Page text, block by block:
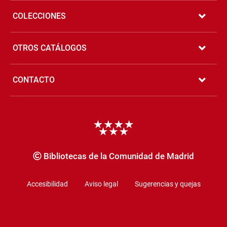
COLECCIONES
OTROS CATÁLOGOS
CONTACTO
Bibliotecas de la Comunidad de Madrid
Accesibilidad Aviso legal Sugerencias y quejas